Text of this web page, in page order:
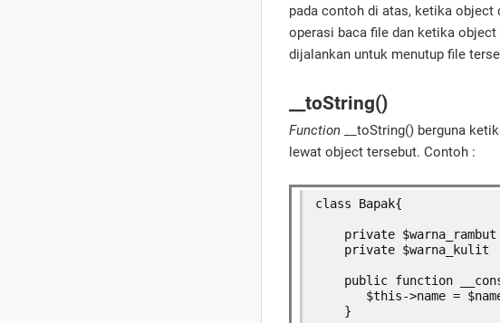
pada contoh di atas, ketika object
operasi baca file dan ketika
dijalankan untuk menutup file
__toString()
Function
__toString() berguna
lewat object tersebut. Contoh :
class Bapak{
private $warna_rambut
private $warna_kulit
public function
$this->name =
    }